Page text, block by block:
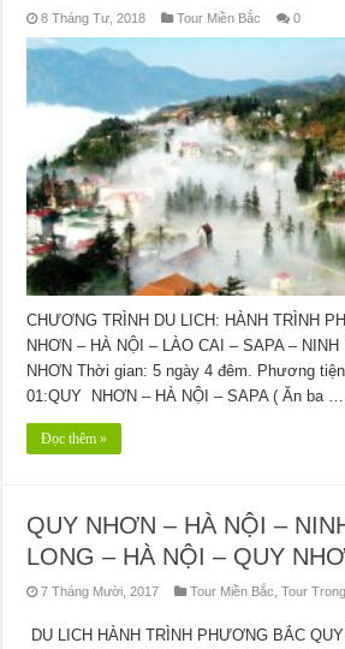
8 Tháng Tư, 2018 Tour Miền Bắc 0
CHƯƠNG TRÌNH DU LICH: HÀNH TRÌNH
NHƠN – HÀ NỘI – LÀO CAI – SAPA –
NHƠN Thời gian: 5 ngày 4 đêm. Phương
01:QUY NHƠN – HÀ NỘI – SAPA ( Ăn ba …
Đọc thêm »
QUY NHƠN – HÀ NỘI –
LONG – HÀ NỘI – QUY
7 Tháng Mười, 2017 Tour Miền Bắc ,Tour
DU LICH HÀNH TRÌNH PHƯƠNG BẮC